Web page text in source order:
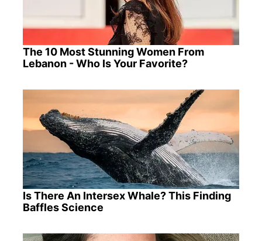
The 10 Most Stunning Women From
Lebanon - Who Is Your Favorite?
Is There An Intersex Whale? This Finding
Baffles Science